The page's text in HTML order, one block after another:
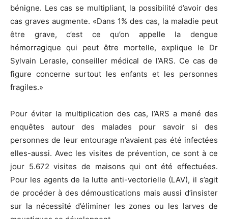
bénigne. Les cas se multipliant, la possibilité d’avoir des
cas graves augmente. «Dans 1% des cas, la maladie peut
être grave, c’est ce qu’on appelle la dengue
hémorragique qui peut être mortelle, explique le Dr
Sylvain Lerasle, conseiller médical de l’ARS. Ce cas de
figure concerne surtout les enfants et les personnes
fragiles.»
Pour éviter la multiplication des cas, l’ARS a mené des
enquêtes autour des malades pour savoir si des
personnes de leur entourage n’avaient pas été infectées
elles-aussi. Avec les visites de prévention, ce sont à ce
jour 5.672 visites de maisons qui ont été effectuées.
Pour les agents de la lutte anti-vectorielle (LAV), il s’agit
de procéder à des démoustications mais aussi d’insister
sur la nécessité d’éliminer les zones ou les larves de